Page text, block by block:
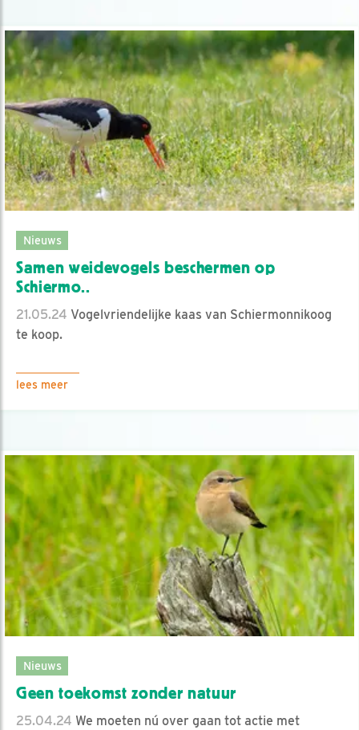
Nieuws
Samen weidevogels beschermen op
Schiermo..
21.05.24 Vogelvriendelijke kaas van Schiermonnikoog
te koop.
lees meer
Nieuws
Geen toekomst zonder natuur
25.04.24 We moeten nú over gaan tot actie met